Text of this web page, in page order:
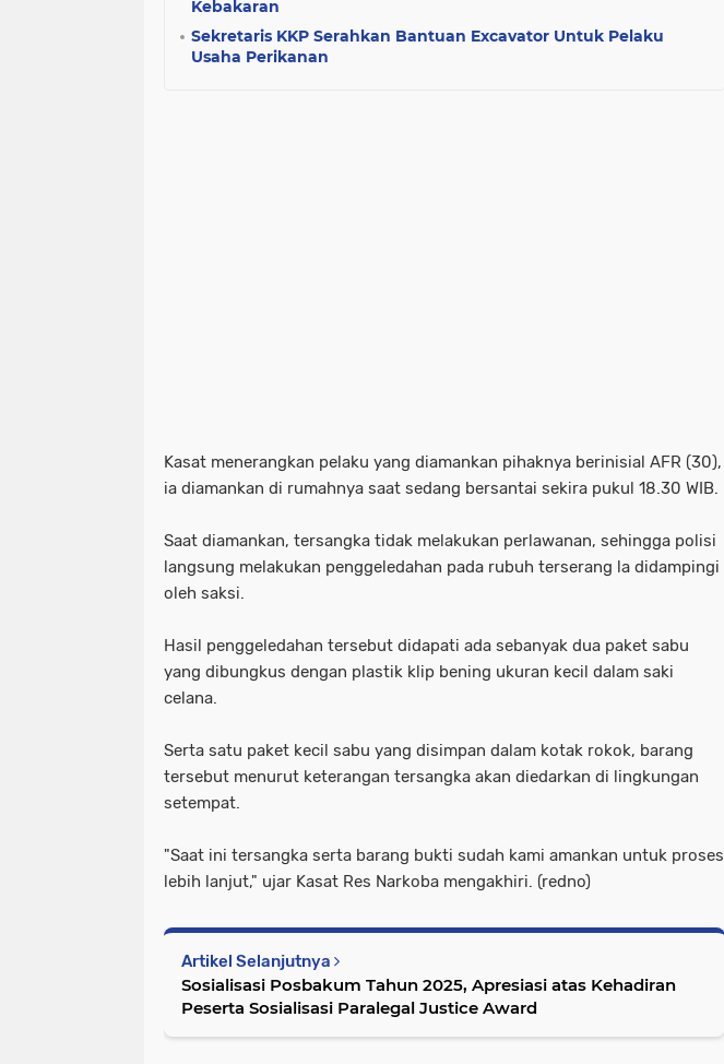
Kebakaran
Sekretaris KKP Serahkan Bantuan Excavator Untuk Pelaku
Usaha Perikanan
Kasat menerangkan pelaku yang diamankan pihaknya berinisial AFR (30),
ia diamankan di rumahnya saat sedang bersantai sekira pukul 18.30 WIB.
Saat diamankan, tersangka tidak melakukan perlawanan, sehingga polisi
langsung melakukan penggeledahan pada rubuh terserang la didampingi
oleh saksi.
Hasil penggeledahan tersebut didapati ada sebanyak dua paket sabu
yang dibungkus dengan plastik klip bening ukuran kecil dalam saki
celana.
Serta satu paket kecil sabu yang disimpan dalam kotak rokok, barang
tersebut menurut keterangan tersangka akan diedarkan di lingkungan
setempat.
"Saat ini tersangka serta barang bukti sudah kami amankan untuk proses
lebih lanjut," ujar Kasat Res Narkoba mengakhiri. (redno)
Artikel Selanjutnya
Sosialisasi Posbakum Tahun 2025, Apresiasi atas Kehadiran
Peserta Sosialisasi Paralegal Justice Award